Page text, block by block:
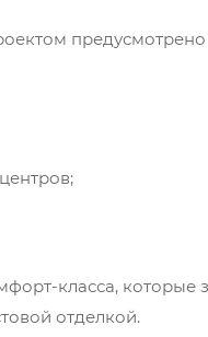
предусмотрено
класса,
отделкой.